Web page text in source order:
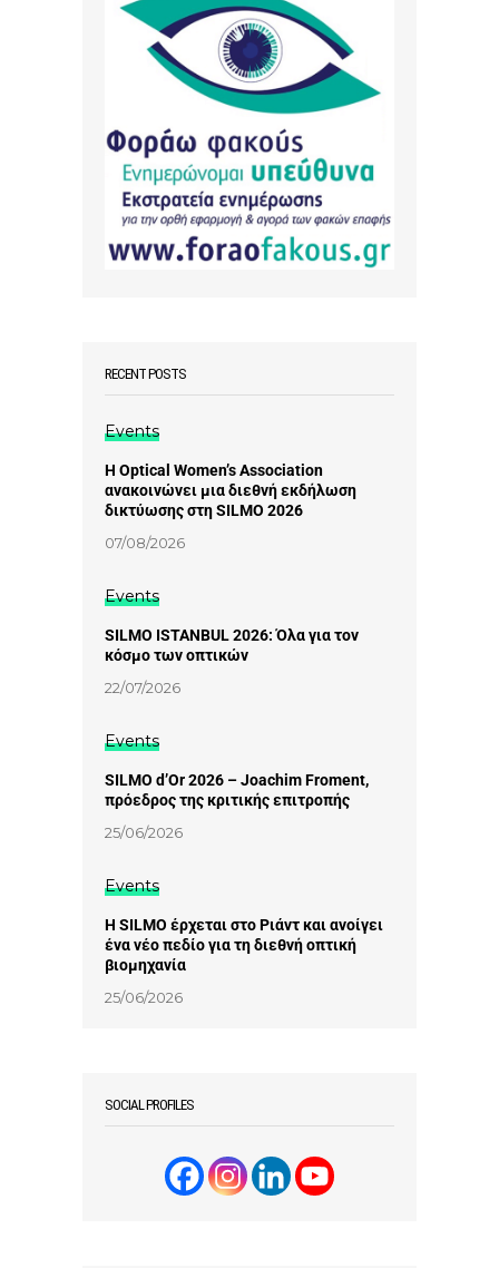
RECENT POSTS
Events
Η Optical Women’s Association
ανακοινώνει μια διεθνή εκδήλωση
δικτύωσης στη SILMO 2026
07/08/2026
Events
SILMO ISTANBUL 2026: Όλα για τον
κόσμο των οπτικών
22/07/2026
Events
SILMO d’Or 2026 – Joachim Froment,
πρόεδρος της κριτικής επιτροπής
25/06/2026
Events
Η SILMO έρχεται στο Ριάντ και ανοίγει
ένα νέο πεδίο για τη διεθνή οπτική
βιομηχανία
25/06/2026
SOCIAL PROFILES